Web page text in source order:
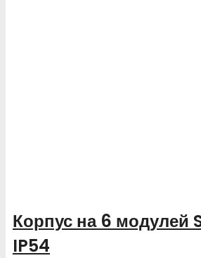
Корпус на 6 модулей
IP54